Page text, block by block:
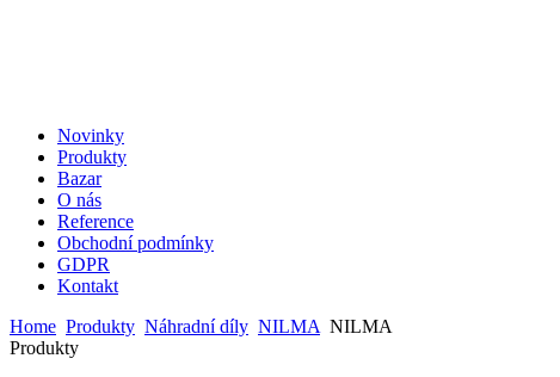
Novinky
Produkty
Bazar
O nás
Reference
Obchodní podmínky
GDPR
Kontakt
Home Produkty Náhradní díly NILMA NILMA
Produkty